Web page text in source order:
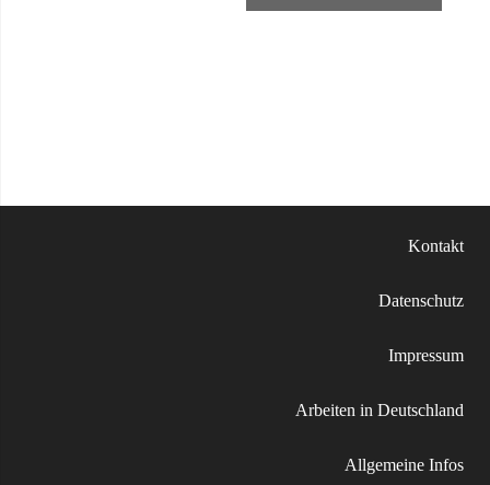
Kontakt
Datenschutz
Impressum
Arbeiten in Deutschland
Allgemeine Infos